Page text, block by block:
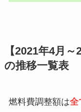
【2021年4月
の推移一覧表
燃料費調整額は全